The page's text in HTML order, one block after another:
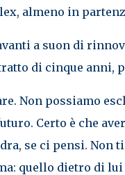
almeno in
a suon di
di cinque anni,
Non possiamo
Certo è che
se ci pensi. Non
quello dietro di